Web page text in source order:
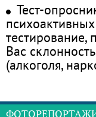
Тест-
тестирование,
Вас
(алкоголя,